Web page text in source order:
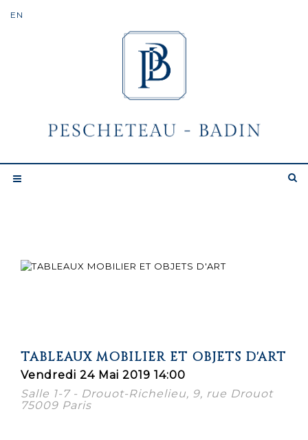
TABLEAUX MOBILIER ET OBJETS D'ART
Vendredi 24 Mai 2019 14:00
Salle 1-7 - Drouot-Richelieu, 9, rue Drouot
75009 Paris